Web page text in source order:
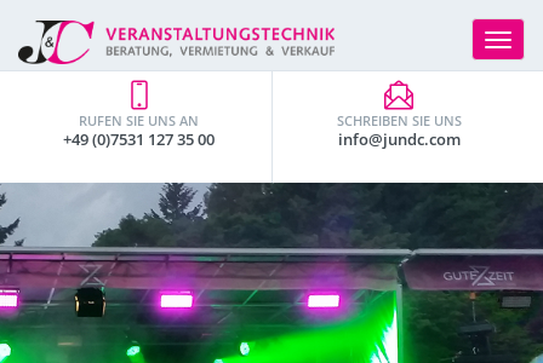
Toggle
SCHREIBEN SIE UNS
info@jundc.com
RUFEN SIE UNS AN
+49 (0)7531 127 35 00